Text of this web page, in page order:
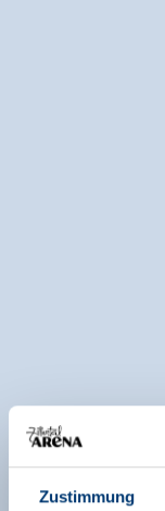
Zustimmung